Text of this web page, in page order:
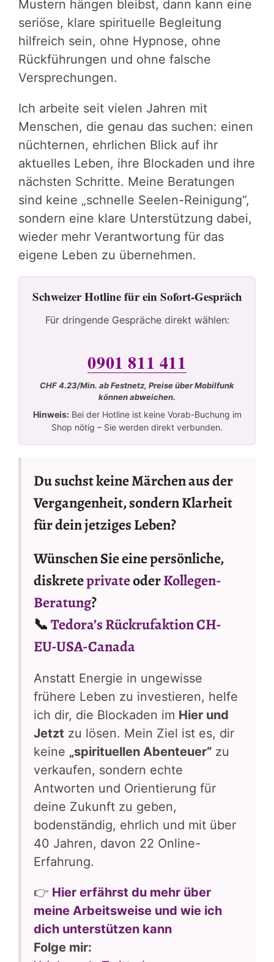
Mustern hängen bleibst, dann kann eine
seriöse, klare spirituelle Begleitung
hilfreich sein, ohne Hypnose, ohne
Rückführungen und ohne falsche
Versprechungen.
Ich arbeite seit vielen Jahren mit
Menschen, die genau das suchen: einen
nüchternen, ehrlichen Blick auf ihr
aktuelles Leben, ihre Blockaden und ihre
nächsten Schritte. Meine Beratungen
sind keine „schnelle Seelen-Reinigung“,
sondern eine klare Unterstützung dabei,
wieder mehr Verantwortung für das
eigene Leben zu übernehmen.
Schweizer Hotline für ein Sofort-Gespräch
Für dringende Gespräche direkt wählen:
0901 811 411
CHF 4.23/Min. ab Festnetz, Preise über Mobilfunk
können abweichen.
Hinweis:Bei der Hotline ist keine Vorab-Buchung im
Shop nötig – Sie werden direkt verbunden.
Du suchst keine Märchen aus der
Vergangenheit, sondern Klarheit
für dein jetziges Leben?
Wünschen Sie eine persönliche,
diskreteprivateoderKollegen-
Beratung?
📞Tedora’s Rückrufaktion CH-
EU-USA-Canada
Anstatt Energie in ungewisse
frühere Leben zu investieren, helfe
ich dir, die Blockaden im Hier und
Jetzt zu lösen. Mein Ziel ist es, dir
keine „spirituellen Abenteuer“ zu
verkaufen, sondern echte
Antworten und Orientierung für
deine Zukunft zu geben,
bodenständig, ehrlich und mit über
40 Jahren, davon 22 Online-
Erfahrung.
👉 Hier erfährst du mehr über
meine Arbeitsweise und wie ich
dich unterstützen kann
Folge mir: